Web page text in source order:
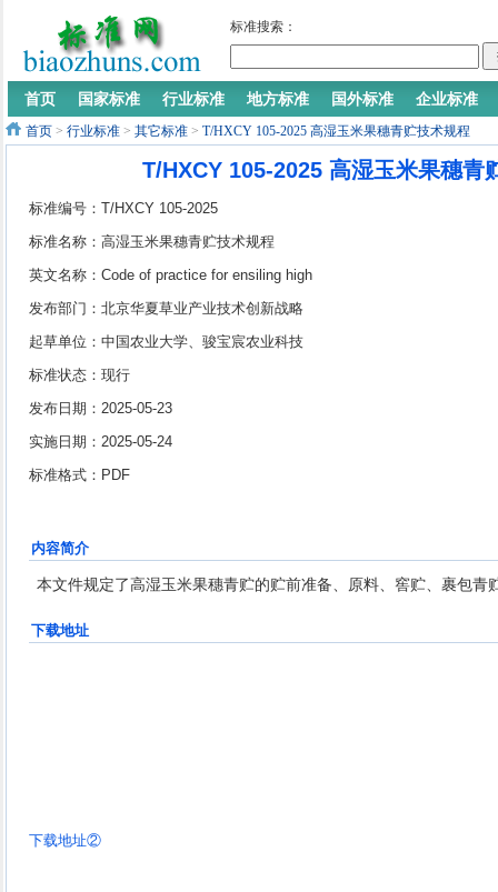
标准搜索：
首页 国家标准 行业标准 地方标准 国外标准 企业标准
首页 > 行业标准 > 其它标准 > T/HXCY 105-2025 高湿玉米果穗青贮技术规程
T/HXCY 105-2025 高湿玉米果穗青
标准编号：T/HXCY 105-2025
标准名称：高湿玉米果穗青贮技术规程
英文名称：Code of practice for ensiling high
moisture ear corn
发布部门：北京华夏草业产业技术创新战略
联盟
起草单位：中国农业大学、骏宝宸农业科技
股份有限公司、北京林业大学、内蒙古草业
技术创新中心有限公司
标准状态：现行
发布日期：2025-05-23
实施日期：2025-05-24
标准格式：PDF
内容简介
本文件规定了高湿玉米果穗青贮的贮前准备、原料、窖贮、裹包青
下载地址
下载地址②